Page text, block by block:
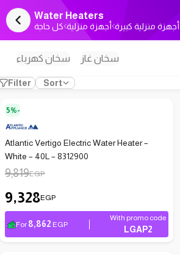
Water Heaters
كل حاجة أجهزة منزلية أجهزة منزلية كبيرة
سخان كهرباء سخان غاز
Filter Sort
5%-
Atlantic Vertigo Electric Water Heater –
White – 40L – 8312900
9,819EGP
9,328EGP
For 8,862 EGP
With promo code
LGAP2